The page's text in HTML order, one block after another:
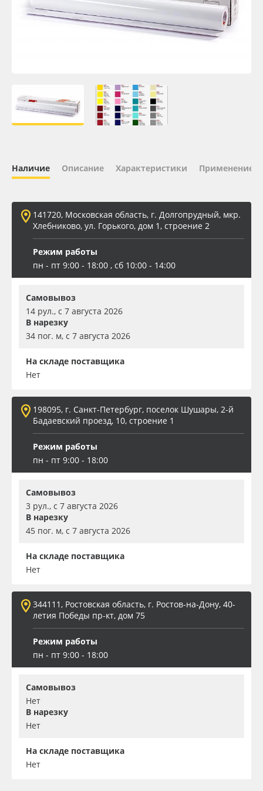
Oracal 641
ПЭТ листовой
Вспененный ПВХ
Баннер
Заготовки для сувениров
Наличие Описание Характеристики Применение
141720, Московская область, г. Долгопрудный, мкр.
Хлебниково, ул. Горького, дом 1, строение 2
Режим работы
пн - пт 9:00 - 18:00 , сб 10:00 - 14:00
Самовывоз
14 рул., с 7 августа 2026
В нарезку
34 пог. м, с 7 августа 2026
На складе поставщика
Нет
198095, г. Санкт-Петербург, поселок Шушары, 2-й
Бадаевский проезд, 10, строение 1
Режим работы
пн - пт 9:00 - 18:00
Самовывоз
3 рул., с 7 августа 2026
В нарезку
45 пог. м, с 7 августа 2026
На складе поставщика
Нет
344111, Ростовская область, г. Ростов-на-Дону, 40-
летия Победы пр-кт, дом 75
Режим работы
пн - пт 9:00 - 18:00
Самовывоз
Нет
В нарезку
Нет
На складе поставщика
Нет